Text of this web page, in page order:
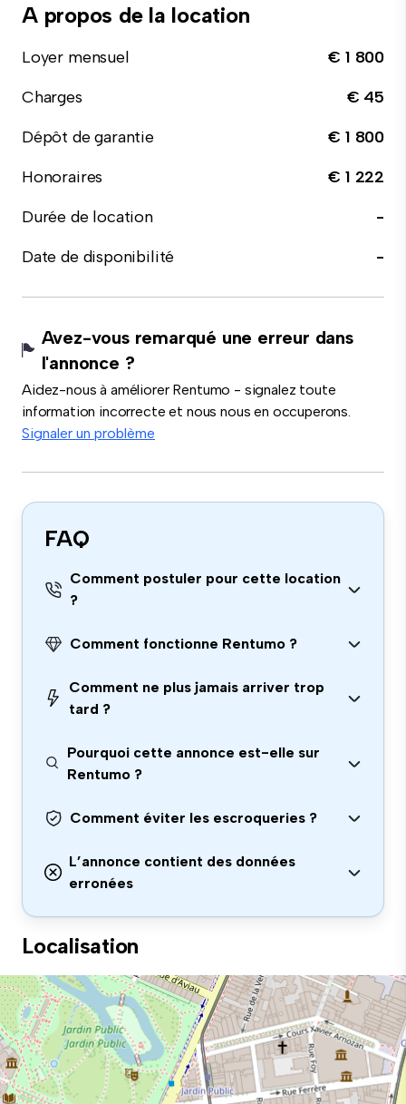
A propos de la location
Loyer mensuel
€ 1 800
Charges
€ 45
Dépôt de garantie
€ 1 800
Honoraires
€ 1 222
Durée de location
-
Date de disponibilité
-
Avez-vous remarqué une erreur dans
l'annonce ?
Aidez-nous à améliorer Rentumo - signalez toute
information incorrecte et nous nous en occuperons.
Signaler un problème
FAQ
Comment postuler pour cette location
?
Comment fonctionne Rentumo ?
Comment ne plus jamais arriver trop
tard ?
Pourquoi cette annonce est-elle sur
Rentumo ?
Comment éviter les escroqueries ?
L’annonce contient des données
erronées
Localisation